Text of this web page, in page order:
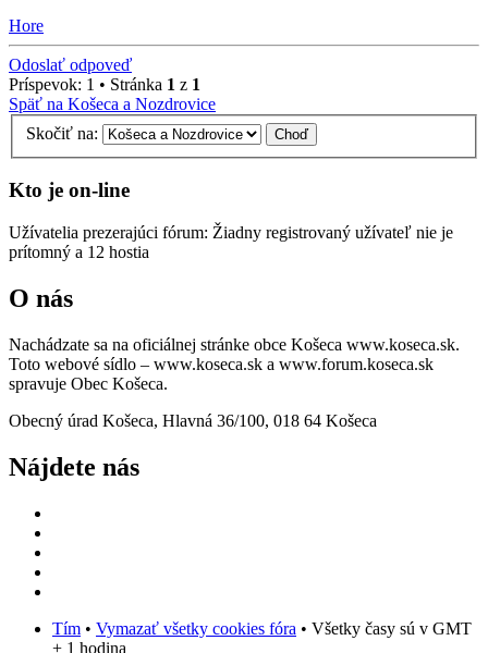
Hore
Odoslať odpoveď
Príspevok: 1 • Stránka 1 z 1
Späť na Košeca a Nozdrovice
Skočiť na:
Kto je on-line
Užívatelia prezerajúci fórum: Žiadny registrovaný užívateľ nie je
prítomný a 12 hostia
O nás
Nachádzate sa na oficiálnej stránke obce Košeca www.koseca.sk.
Toto webové sídlo – www.koseca.sk a www.forum.koseca.sk
spravuje Obec Košeca.
Obecný úrad Košeca, Hlavná 36/100, 018 64 Košeca
Nájdete nás
Tím • Vymazať všetky cookies fóra • Všetky časy sú v GMT
+ 1 hodina